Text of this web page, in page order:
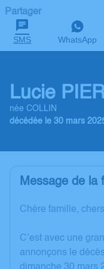
Partager
SMS WhatsApp
Lucie
née COLLIN
décédée le 30 mars
Message de la
Chère famille,
C’est avec une
annonçons le